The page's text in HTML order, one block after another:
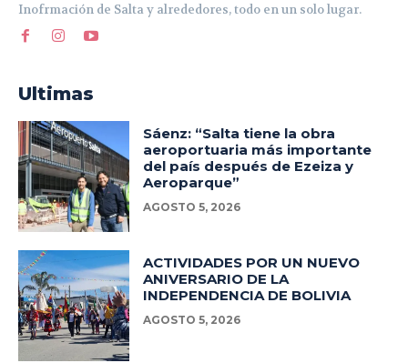
Inofrmación de Salta y alrededores, todo en un solo lugar.
Ultimas
Sáenz: “Salta tiene la obra
aeroportuaria más importante
del país después de Ezeiza y
Aeroparque”
AGOSTO 5, 2026
ACTIVIDADES POR UN NUEVO
ANIVERSARIO DE LA
INDEPENDENCIA DE BOLIVIA
AGOSTO 5, 2026